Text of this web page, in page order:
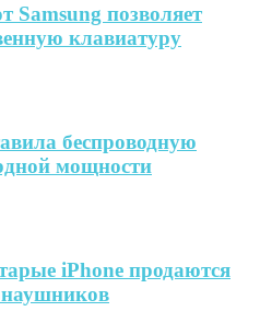
Samsung позволяет
клавиатуру
беспроводную
мощности
iPhone продаются
наушников